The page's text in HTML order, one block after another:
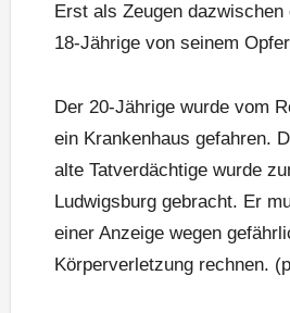
Erst als Zeugen
18-Jährige von seinem
Der 20-Jährige wurde vom
ein Krankenhaus gefahren.
alte Tatverdächtige wurde
Ludwigsburg gebracht. Er
einer Anzeige wegen
Körperverletzung rechnen.